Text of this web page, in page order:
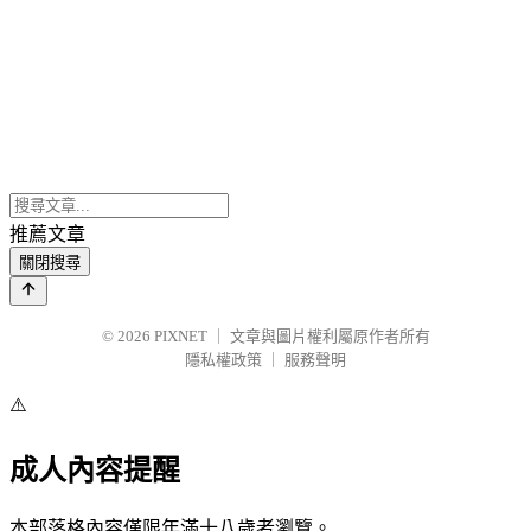
推薦文章
關閉搜尋
© 2026 PIXNET
文章與圖片權利屬原作者所有
隱私權政策
服務聲明
⚠️
成人內容提醒